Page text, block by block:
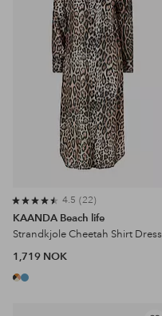
4.5 22
KAANDA Beach life
Strandkjole Cheetah Shirt Dress
1,719 NOK